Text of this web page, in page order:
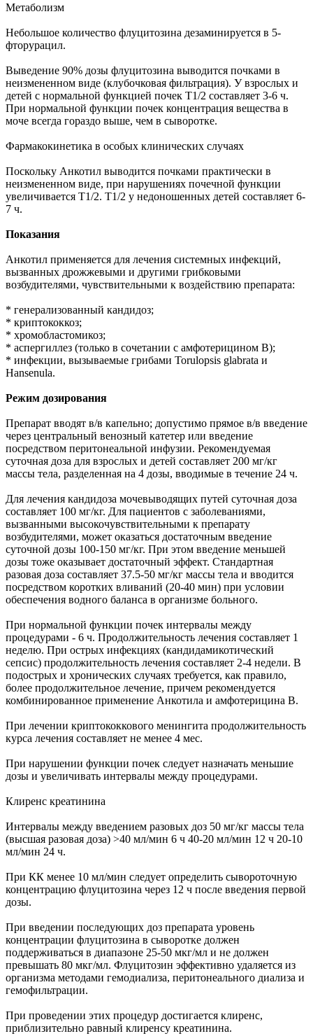
Метаболизм
Небольшое количество флуцитозина дезаминируется в 5-
фторурацил.
Выведение 90% дозы флуцитозина выводится почками в
неизмененном виде (клубочковая фильтрация). У взрослых и
детей с нормальной функцией почек T1/2 составляет 3-6 ч.
При нормальной функции почек концентрация вещества в
моче всегда гораздо выше, чем в сыворотке.
Фармакокинетика в особых клинических случаях
Поскольку Анкотил выводится почками практически в
неизмененном виде, при нарушениях почечной функции
увеличивается T1/2. T1/2 у недоношенных детей составляет 6-
7 ч.
Показания
Анкотил применяется для лечения системных инфекций,
вызванных дрожжевыми и другими грибковыми
возбудителями, чувствительными к воздействию препарата:
* генерализованный кандидоз;
* криптококкоз;
* хромобластомикоз;
* аспергиллез (только в сочетании с амфотерицином В);
* инфекции, вызываемые грибами Torulopsis glabrata и
Hansenula.
Режим дозирования
Препарат вводят в/в капельно; допустимо прямое в/в введение
через центральный венозный катетер или введение
посредством перитонеальной инфузии. Рекомендуемая
суточная доза для взрослых и детей составляет 200 мг/кг
массы тела, разделенная на 4 дозы, вводимые в течение 24 ч.
Для лечения кандидоза мочевыводящих путей суточная доза
составляет 100 мг/кг. Для пациентов с заболеваниями,
вызванными высокочувствительными к препарату
возбудителями, может оказаться достаточным введение
суточной дозы 100-150 мг/кг. При этом введение меньшей
дозы тоже оказывает достаточный эффект. Стандартная
разовая доза составляет 37.5-50 мг/кг массы тела и вводится
посредством коротких вливаний (20-40 мин) при условии
обеспечения водного баланса в организме больного.
При нормальной функции почек интервалы между
процедурами - 6 ч. Продолжительность лечения составляет 1
неделю. При острых инфекциях (кандидамикотический
сепсис) продолжительность лечения составляет 2-4 недели. В
подострых и хронических случаях требуется, как правило,
более продолжительное лечение, причем рекомендуется
комбинированное применение Анкотила и амфотерицина В.
При лечении криптококкового менингита продолжительность
курса лечения составляет не менее 4 мес.
При нарушении функции почек следует назначать меньшие
дозы и увеличивать интервалы между процедурами.
Клиренс креатинина
Интервалы между введением разовых доз 50 мг/кг массы тела
(высшая разовая доза) >40 мл/мин 6 ч 40-20 мл/мин 12 ч 20-10
мл/мин 24 ч.
При КК менее 10 мл/мин следует определить сывороточную
концентрацию флуцитозина через 12 ч после введения первой
дозы.
При введении последующих доз препарата уровень
концентрации флуцитозина в сыворотке должен
поддерживаться в диапазоне 25-50 мкг/мл и не должен
превышать 80 мкг/мл. Флуцитозин эффективно удаляется из
организма методами гемодиализа, перитонеального диализа и
гемофильтрации.
При проведении этих процедур достигается клиренс,
приблизительно равный клиренсу креатинина.